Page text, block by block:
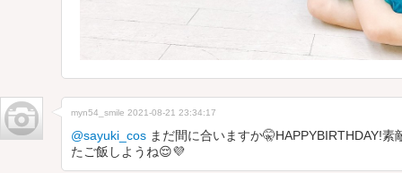
myn54_smile 2021-08-21 23:34:17
@sayuki_cos まだ間に合いますか🤫HAPPYBIRTHDAY!
たご飯しようね😌💜